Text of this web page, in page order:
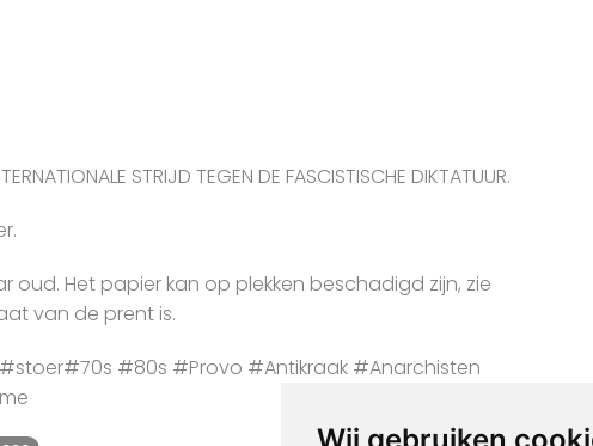
STRIJD TEGEN DE FASCISTISCHE DIKTATUUR.
oud. Het papier kan op plekken beschadigd zijn, zie
van de prent is.
#80s #Provo #Antikraak #Anarchisten